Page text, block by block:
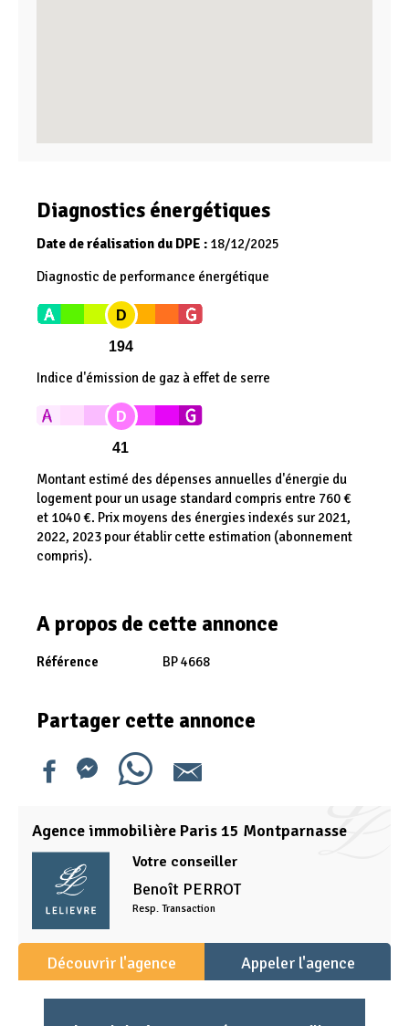
Diagnostics énergétiques
Date de réalisation du DPE : 18/12/2025
Diagnostic de performance énergétique
D
194
Indice d'émission de gaz à effet de serre
D
41
Montant estimé des dépenses annuelles d'énergie du
logement pour un usage standard compris entre 760 €
et 1040 €. Prix moyens des énergies indexés sur 2021,
2022, 2023 pour établir cette estimation (abonnement
compris).
A propos de cette annonce
Référence BP 4668
Partager cette annonce
Agence immobilière Paris 15 Montparnasse
Votre conseiller
Benoît PERROT
Resp. Transaction
Découvrir l'agence Appeler l'agence